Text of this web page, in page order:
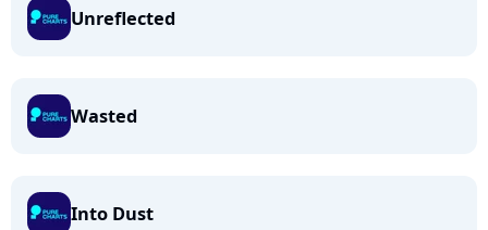
Unreflected
Wasted
Into Dust